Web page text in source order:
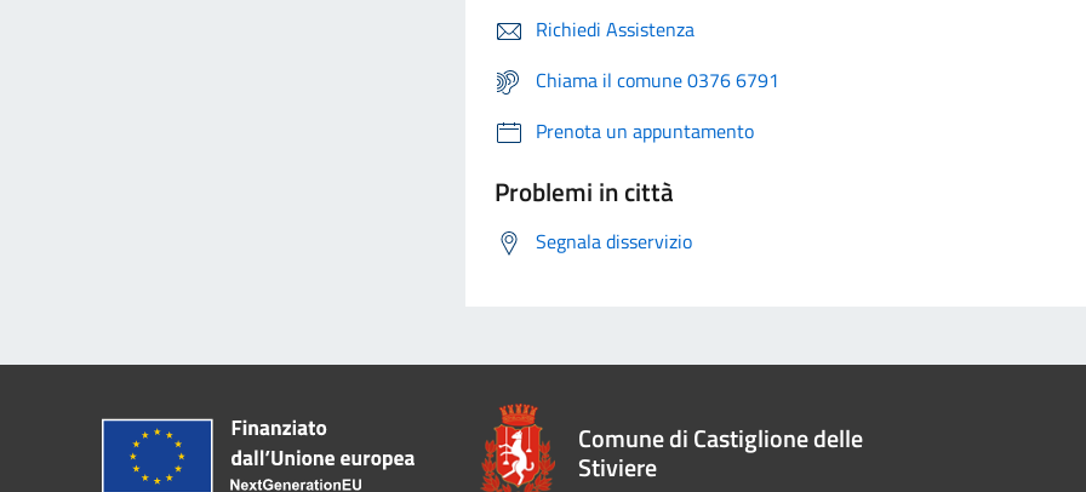
Richiedi Assistenza
Chiama il comune 0376 6791
Prenota un appuntamento
Problemi in città
Segnala disservizio
Comune di Castiglione delle
Stiviere